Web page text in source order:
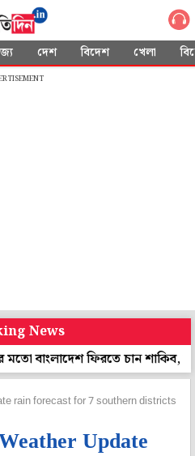
দেশ বিদেশ খেলা
News
ফিরতে চান শাকিব, লক্ষ্য
rain forecast for 7 southern districts
Update